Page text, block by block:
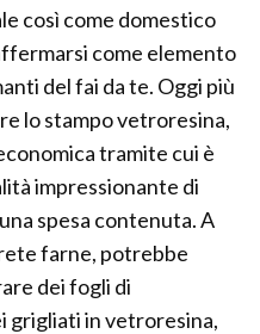
così come domestico
come elemento
del fai da te. Oggi più
lo stampo vetroresina,
tramite cui è
impressionante di
spesa contenuta. A
farne, potrebbe
dei fogli di
grigliati in vetroresina,